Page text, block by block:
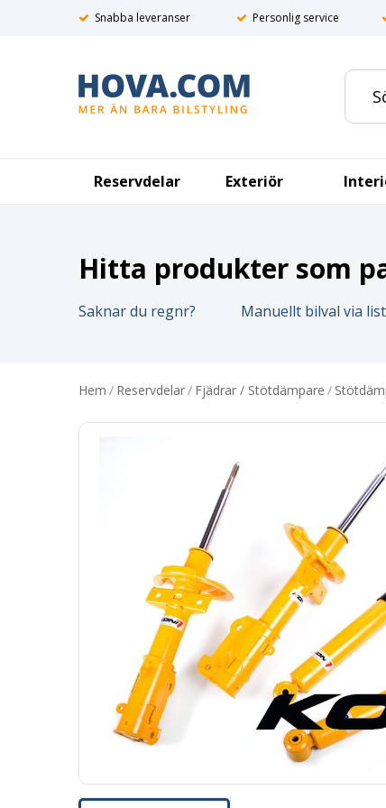
Snabba leveranser Personlig service
Reservdelar Exteriör
Hitta produkter som
Saknar du regnr? Manuellt bilval via
Hem / Reservdelar/ Fjädrar / Stötdämpare /